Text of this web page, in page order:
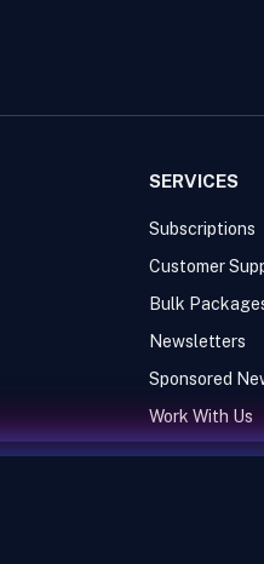
SERVICES
Subscriptions
Customer
Bulk
Newsletters
Sponsored
Work With Us